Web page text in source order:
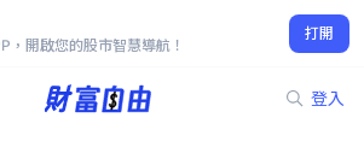
，開啟您的股市智慧導航！
打開
登入
101.00
1.6%